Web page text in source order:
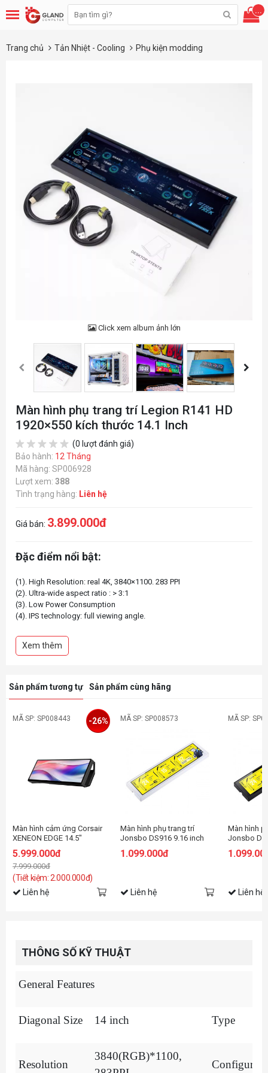
...
Trang chủ Tản Nhiệt - Cooling Phụ kiện modding
Click xem album ảnh lớn
Màn hình phụ trang trí Legion R141 HD
1920×550 kích thước 14.1 Inch
(0 lượt đánh giá)
Bảo hành: 12 Tháng
Mã hàng: SP006928
Lượt xem: 388
Tình trạng hàng: Liên hệ
Giá bán: 3.899.000đ
Đặc điểm nổi bật:
(1). High Resolution: real 4K, 3840×1100. 283 PPI
(2). Ultra-wide aspect ratio : > 3:1
(3). Low Power Consumption
(4). IPS technology: full viewing angle.
Xem thêm
Sản phẩm tương tự Sản phẩm cùng hãng
MÃ SP: SP008443
Màn hình cảm ứng Corsair
XENEON EDGE 14.5"
5.999.000đ
7.999.000đ
(Tiết kiệm: 2.000.000đ)
-26%
Liên hệ
MÃ SP: SP008573
Màn hình phụ trang trí
Jonsbo DS916 9.16 inch
1.099.000đ
Liên hệ
MÃ SP:
Màn hình
Jonsbo
Liên hệ
THÔNG SỐ KỸ THUẬT
General Features
Diagonal Size 14 inch Type
Resolution
3840(RGB)*1100,